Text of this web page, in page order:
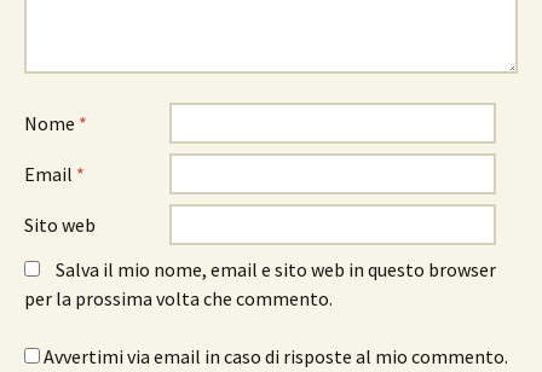
Nome *
Email *
Sito web
Salva il mio nome, email e sito web in questo browser
per la prossima volta che commento.
Avvertimi via email in caso di risposte al mio commento.